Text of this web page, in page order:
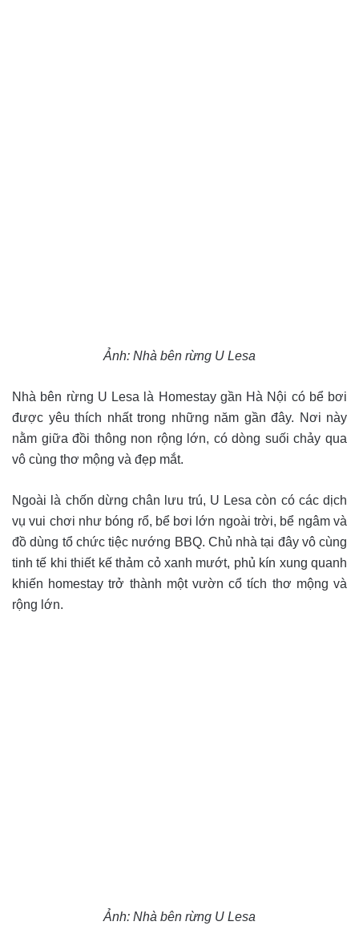
Ảnh: Nhà bên rừng U Lesa
Nhà bên rừng U Lesa là Homestay gần Hà Nội có bể bơi
được yêu thích nhất trong những năm gần đây. Nơi này
nằm giữa đồi thông non rộng lớn, có dòng suối chảy qua
vô cùng thơ mộng và đẹp mắt.
Ngoài là chốn dừng chân lưu trú, U Lesa còn có các dịch
vụ vui chơi như bóng rổ, bể bơi lớn ngoài trời, bể ngâm và
đồ dùng tổ chức tiệc nướng BBQ. Chủ nhà tại đây vô cùng
tinh tế khi thiết kế thảm cỏ xanh mướt, phủ kín xung quanh
khiến homestay trở thành một vườn cổ tích thơ mộng và
rộng lớn.
Ảnh: Nhà bên rừng U Lesa